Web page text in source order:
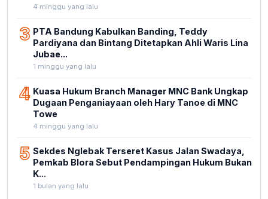
4 minggu yang lalu
3 PTA Bandung Kabulkan Banding, Teddy
Pardiyana dan Bintang Ditetapkan Ahli Waris Lina
Jubae...
1 minggu yang lalu
4 Kuasa Hukum Branch Manager MNC Bank Ungkap
Dugaan Penganiayaan oleh Hary Tanoe di MNC
Towe
4 minggu yang lalu
5 Sekdes Nglebak Terseret Kasus Jalan Swadaya,
Pemkab Blora Sebut Pendampingan Hukum Bukan
K...
1 bulan yang lalu